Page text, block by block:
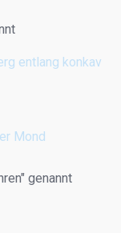
entlang konkav
Mond
genannt